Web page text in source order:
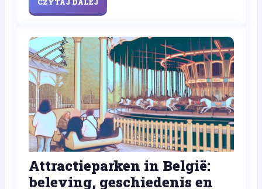
Attractieparken in België:
beleving, geschiedenis en